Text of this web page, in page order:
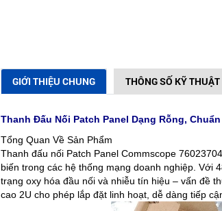
GIỚI THIỆU CHUNG THÔNG SỐ KỸ THUẬT
Thanh Đấu Nối Patch Panel Dạng Rỗng,
Tổng Quan Về Sản Phẩm
Thanh đấu nối Patch Panel Commscope
biến trong các hệ thống mạng doanh nghiệp. Với
trạng oxy hóa đầu nối và nhiễu tín hiệu – vấn đề
cao 2U cho phép lắp đặt linh hoạt, dễ dàng tiếp